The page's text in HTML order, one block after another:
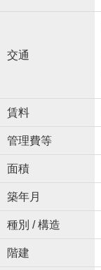
交通
賃料
管理費等
面積
築年月
種別 / 構造
階建